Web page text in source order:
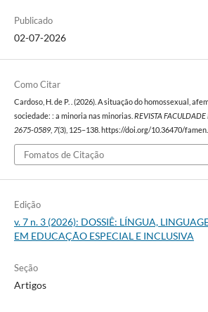
Publicado
02-07-2026
Como Citar
Cardoso, H. de P. . (2026). A situação do homossexual,
sociedade: : a minoria nas minorias. REVISTA
2675-0589, 7(3), 125–138. https://doi.org/10.36470/
Fomatos de Citação
Edição
v. 7 n. 3 (2026): DOSSIÊ: LÍNGUA,
EM EDUCAÇÃO ESPECIAL E INCLUSIVA
Seção
Artigos